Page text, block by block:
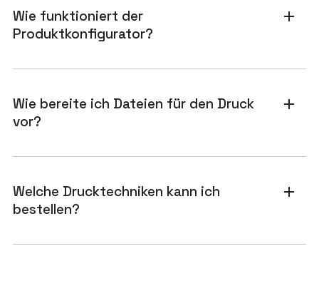
Wie funktioniert der
Produktkonfigurator?
add
Wie bereite ich Dateien für den Druck
vor?
add
Welche Drucktechniken kann ich
bestellen?
add